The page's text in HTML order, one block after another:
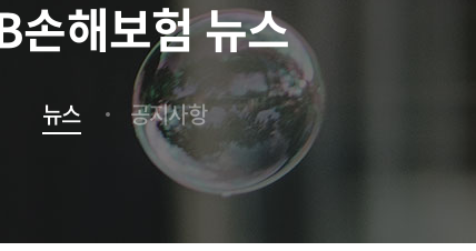
손해보험 뉴스
뉴스 공지사항